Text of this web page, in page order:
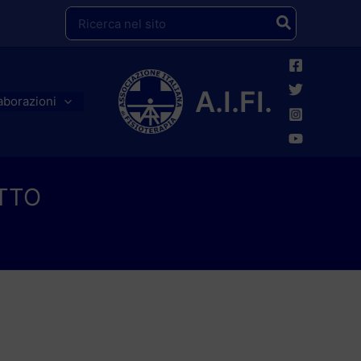
Ricerca
per:
A.I.FI.